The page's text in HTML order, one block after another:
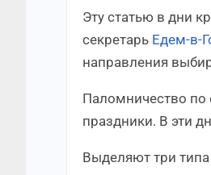
Эту статью в дни
секретарь Едем-в-
направления
Паломничество по
праздники. В эти
Выделяют три